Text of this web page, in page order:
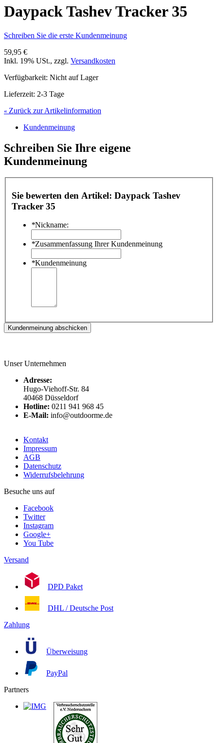
Daypack Tashev Tracker 35
Schreiben Sie die erste Kundenmeinung
59,95 €
Inkl. 19% USt., zzgl. Versandkosten
Verfügbarkeit: Nicht auf Lager
Lieferzeit: 2-3 Tage
« Zurück zur Artikelinformation
Kundenmeinung
Schreiben Sie Ihre eigene
Kundenmeinung
Sie bewerten den Artikel: Daypack Tashev
Tracker 35
*Nickname:
*Zusammenfassung Ihrer Kundenmeinung
*Kundenmeinung
Kundenmeinung abschicken
Unser Unternehmen
Adresse:
Hugo-Viehoff-Str. 84
40468 Düsseldorf
Hotline: 0211 941 968 45
E-Mail: info@outdoorme.de
Kontakt
Impressum
AGB
Datenschutz
Widerrufsbelehrung
Besuche uns auf
Facebook
Twitter
Instagram
Google+
You Tube
Versand
DPD Paket
DHL / Deutsche Post
Zahlung
Überweisung
PayPal
Partners